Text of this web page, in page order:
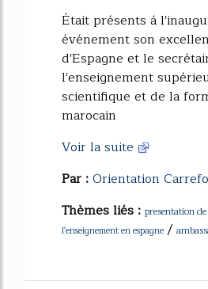
Était présents á
événement son
d'Espagne et le
l'enseignement
scientifique et de la
marocain
Voir la suite
Par :Orientation
Thèmes liés : presentation
l'enseignement en espagne /